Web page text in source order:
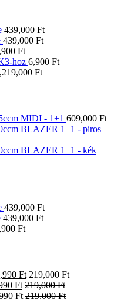
439,000 Ft
439,000 Ft
Ft
hoz 6,900 Ft
Ft
MIDI - 1+1 609,000 Ft
BLAZER 1+1 - piros
BLAZER 1+1 - kék
439,000 Ft
439,000 Ft
Ft
Ft 219,000Ft
Ft 219,000Ft
Ft 219,000Ft